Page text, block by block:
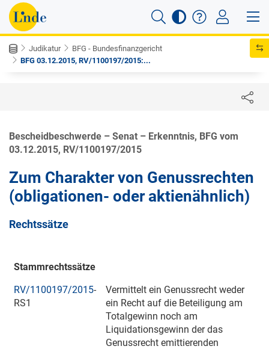
Judikatur
BFG - Bundesfinanzgericht
BFG 03.12.2015, RV/1100197/2015:...
Bescheidbeschwerde – Senat – Erkenntnis, BFG vom
03.12.2015, RV/1100197/2015
Zum Charakter von Genussrechten
(obligationen- oder aktienähnlich)
Rechtssätze
Stammrechtssätze
RV/1100197/2015-
RS1
Vermittelt ein Genussrecht weder
ein Recht auf die Beteiligung am
Totalgewinn noch am
Liquidationsgewinn der das
Genussrecht emittierenden